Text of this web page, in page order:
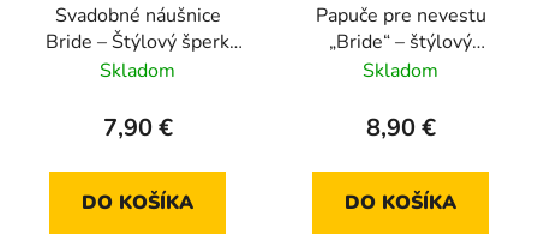
Svadobné náušnice
Bride – Štýlový šperk
pre nevestu
Skladom
7,90 €
DO KOŠÍKA
Papuče pre nevestu
„Bride“ – štýlový
doplnok na svadobné
Skladom
8,90 €
DO KOŠÍKA